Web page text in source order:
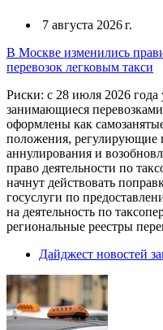
7 августа 2026 г.
В Москве изменились
перевозок легковым такси
Риски: с 28 июля 2026 года
занимающиеся
оформлены как
положения, регулирующие
аннулирования и
право деятельности по
начнут действовать
госуслуги по
на деятельность по
региональные реестры
Дайджест новостей